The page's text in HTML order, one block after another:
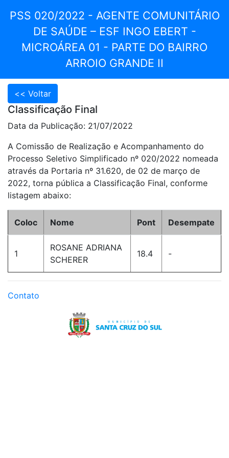
PSS 020/2022 - AGENTE COMUNITÁRIO
DE SAÚDE – ESF INGO EBERT -
MICROÁREA 01 - PARTE DO BAIRRO
ARROIO GRANDE II
Classificação Final
Data da Publicação: 21/07/2022
A Comissão de Realização e Acompanhamento do
Processo Seletivo Simplificado nº 020/2022 nomeada
através da Portaria nº 31.620, de 02 de março de
2022, torna pública a Classificação Final, conforme
listagem abaixo:
Coloc Nome Pont Desempate
1
ROSANE ADRIANA
SCHERER
18.4 -
Contato